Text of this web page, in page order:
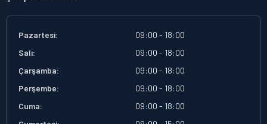
Pazartesi:
09:00 - 18:00
Salı:
09:00 - 18:00
Çarşamba:
09:00 - 18:00
Perşembe:
09:00 - 18:00
Cuma:
09:00 - 18:00